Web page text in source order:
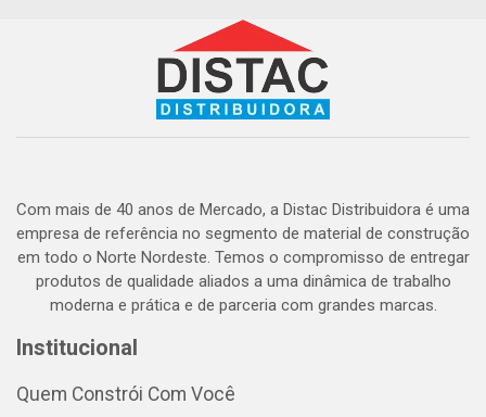
Com mais de 40 anos de Mercado, a Distac Distribuidora é uma
empresa de referência no segmento de material de construção
em todo o Norte Nordeste. Temos o compromisso de entregar
produtos de qualidade aliados a uma dinâmica de trabalho
moderna e prática e de parceria com grandes marcas.
Institucional
Quem Constrói Com Você